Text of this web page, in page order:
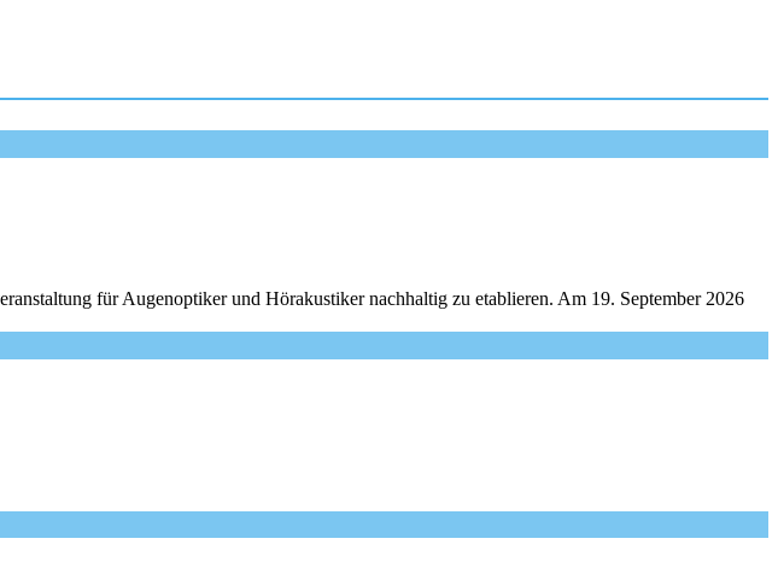
für Augenoptiker und Hörakustiker nachhaltig zu etablieren. Am 19. September 2026